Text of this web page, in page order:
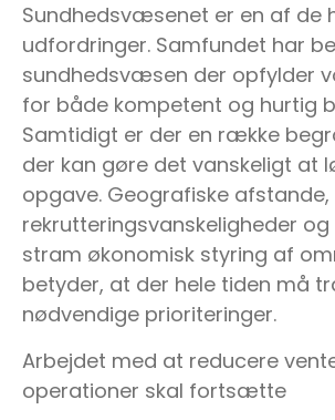
Sundhedsvæsenet er en af de
udfordringer. Samfundet har
sundhedsvæsen der opfylder
for både kompetent og hurtig
Samtidigt er der en række
der kan gøre det vanskeligt at
opgave. Geografiske afstande,
rekrutteringsvanskeligheder
stram økonomisk styring af
betyder, at der hele tiden må
nødvendige prioriteringer.
Arbejdet med at reducere
operationer skal fortsætte